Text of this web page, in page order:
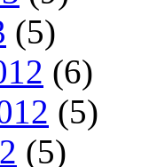
(5)
(6)
(5)
(5)